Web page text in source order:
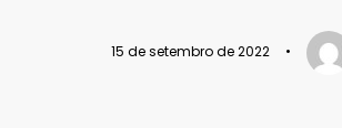
15 de setembro de 2022 •